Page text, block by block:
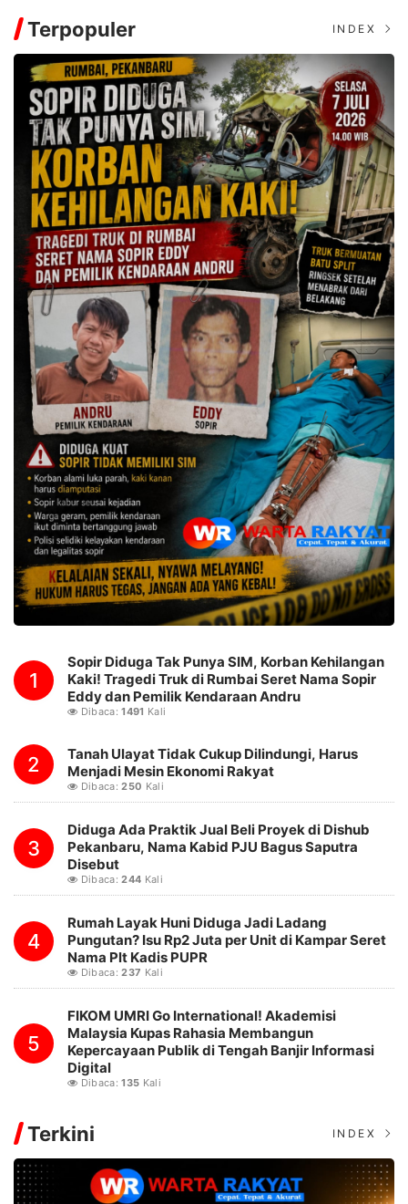
Terpopuler INDEX
1
Sopir Diduga Tak Punya SIM, Korban Kehilangan
Kaki! Tragedi Truk di Rumbai Seret Nama Sopir
Eddy dan Pemilik Kendaraan Andru
Dibaca:1491 Kali
2
Tanah Ulayat Tidak Cukup Dilindungi, Harus
Menjadi Mesin Ekonomi Rakyat
Dibaca:250 Kali
3
Diduga Ada Praktik Jual Beli Proyek di Dishub
Pekanbaru, Nama Kabid PJU Bagus Saputra
Disebut
Dibaca:244 Kali
4
Rumah Layak Huni Diduga Jadi Ladang
Pungutan? Isu Rp2 Juta per Unit di Kampar Seret
Nama Plt Kadis PUPR
Dibaca:237 Kali
5
FIKOM UMRI Go International! Akademisi
Malaysia Kupas Rahasia Membangun
Kepercayaan Publik di Tengah Banjir Informasi
Digital
Dibaca:135 Kali
Terkini INDEX